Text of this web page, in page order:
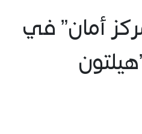
أمان” في